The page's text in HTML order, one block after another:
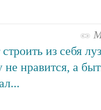
из себя
не нравится, а